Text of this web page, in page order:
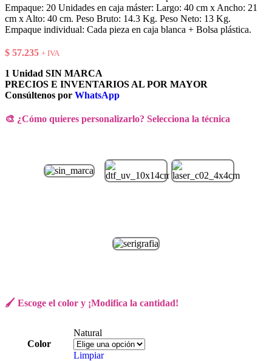
Empaque: 20 Unidades en caja máster: Largo: 40 cm x Ancho: 21
cm x Alto: 40 cm. Peso Bruto: 14.3 Kg. Peso Neto: 13 Kg.
Empaque individual: Cada pieza en caja blanca + Bolsa plástica.
$ 57.235 + IVA
1 Unidad SIN MARCA
PRECIOS E INVENTARIOS AL POR MAYOR
Consúltenos por WhatsApp
🎨 ¿Cómo quieres personalizarlo? Selecciona la técnica
🖌️ Escoge el color y ¡Modifica la cantidad!
Color
Natural
Limpiar